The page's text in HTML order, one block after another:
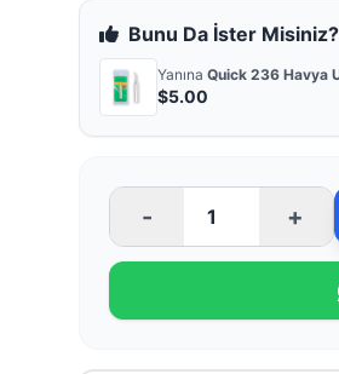
Bunu Da İster Misiniz?
Yanına Quick 236 Havya
$5.00
- +